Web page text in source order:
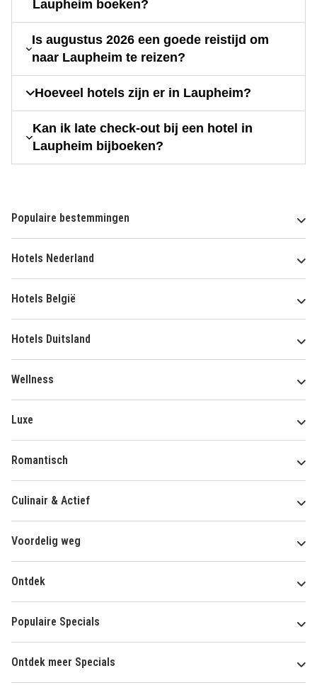
Laupheim boeken?
Is augustus 2026 een goede reistijd om
naar Laupheim te reizen?
Hoeveel hotels zijn er in Laupheim?
Kan ik late check-out bij een hotel in
Laupheim bijboeken?
Populaire bestemmingen
Hotels Nederland
Hotels België
Hotels Duitsland
Wellness
Luxe
Romantisch
Culinair & Actief
Voordelig weg
Ontdek
Populaire Specials
Ontdek meer Specials